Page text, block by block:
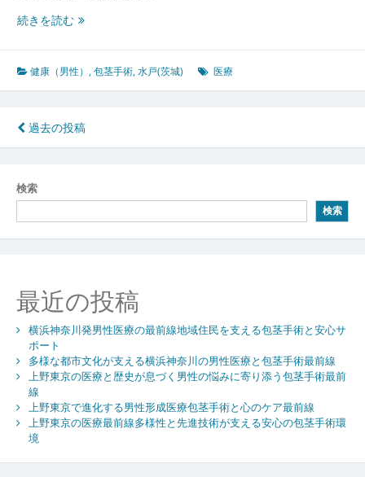
ト
続きを読む水
城
の
市
型
男
性
心
し
て
茎
手
を
相
で
健康（男性） ,包茎手術,水戸(茨城) 医療
投
稿
ナ
ビ
ゲ
シ
ョ
ン
過去の投稿
検索
検索
最近の投稿
横浜神奈川発男性医療の最前線地域住民を支える包茎手術と安心サ
ポート
多様な都市文化が支える横浜神奈川の男性医療と包茎手術最前線
上野東京の医療と歴史が息づく男性の悩みに寄り添う包茎手術最前
線
上野東京で進化する男性形成医療包茎手術と心のケア最前線
上野東京の医療最前線多様性と先進技術が支える安心の包茎手術環
境